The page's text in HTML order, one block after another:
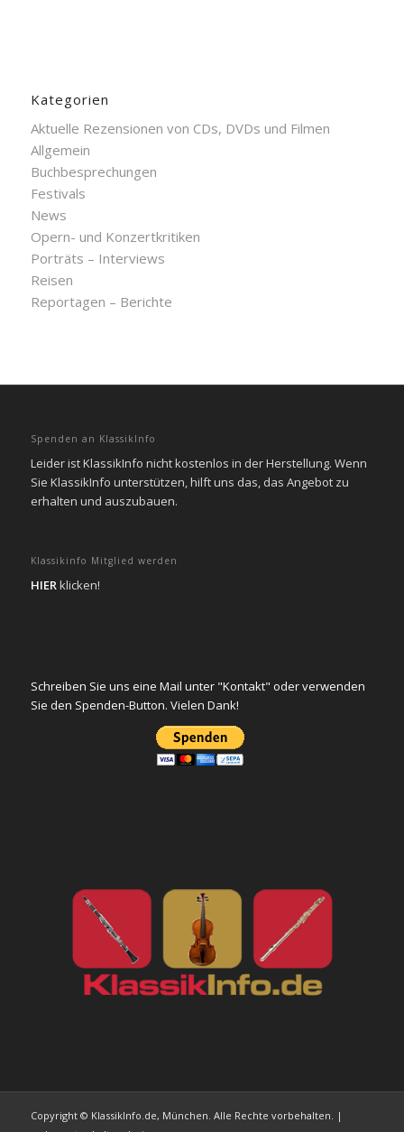
Kategorien
Aktuelle Rezensionen von CDs, DVDs und Filmen
Allgemein
Buchbesprechungen
Festivals
News
Opern- und Konzertkritiken
Porträts – Interviews
Reisen
Reportagen – Berichte
Spenden an KlassikInfo
Leider ist KlassikInfo nicht kostenlos in der Herstellung. Wenn
Sie KlassikInfo unterstützen, hilft uns das, das Angebot zu
erhalten und auszubauen.
Klassikinfo Mitglied werden
HIERklicken!
Schreiben Sie uns eine Mail unter "Kontakt" oder verwenden
Sie den Spenden-Button. Vielen Dank!
Copyright © KlassikInfo.de, München. Alle Rechte vorbehalten. |